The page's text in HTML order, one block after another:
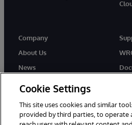
Company
About Us
News
Cookie Settings
This site uses cookies and similar
provided by third parties, to operate